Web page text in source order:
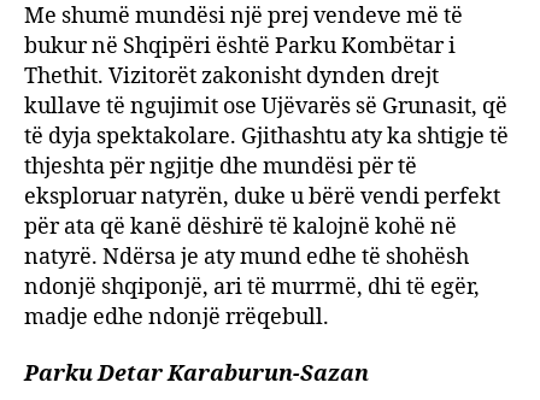
Me shumë mundësi një prej vendeve më të
bukur në Shqipëri është Parku Kombëtar i
Thethit. Vizitorët zakonisht dynden drejt
kullave të ngujimit ose Ujëvarës së Grunasit, që
të dyja spektakolare. Gjithashtu aty ka shtigje të
thjeshta për ngjitje dhe mundësi për të
eksploruar natyrën, duke u bërë vendi perfekt
për ata që kanë dëshirë të kalojnë kohë në
natyrë. Ndërsa je aty mund edhe të shohësh
ndonjë shqiponjë, ari të murrmë, dhi të egër,
madje edhe ndonjë rrëqebull.
Parku Detar Karaburun-Sazan